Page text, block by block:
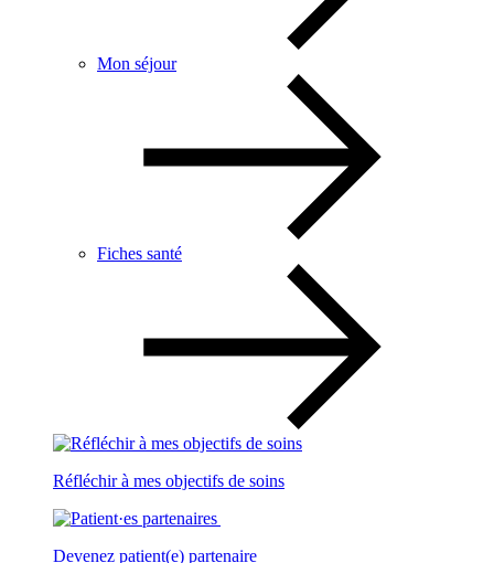
Mon séjour
Fiches santé
Réfléchir à mes objectifs de soins
Devenez patient(e) partenaire